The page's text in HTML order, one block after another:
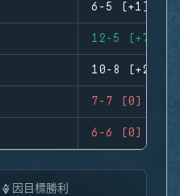
6-5 (+1)
12-5 (+7)
10-8 (+2)
7-7 (0)
6-6 (0)
因目標勝利